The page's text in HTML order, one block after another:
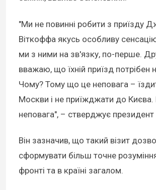
"Ми не повинні робити з приїзду
Віткоффа якусь особливу
ми з ними на зв'язку, по-перше.
вважаю, що їхній приїзд потрібен
Чому? Тому що це неповага –
Москви і не приїжджати до
неповага", – стверджує президент
Він зазначив, що такий візит
сформувати більш точне
фронті та в країні загалом.